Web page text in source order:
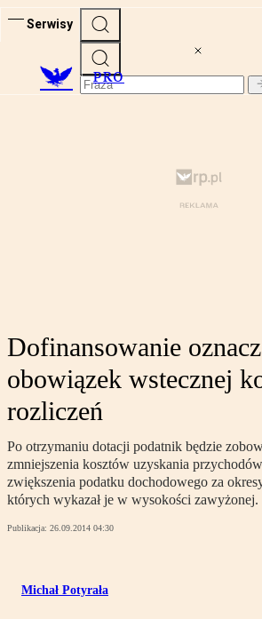
Serwisy
PRO
Dofinansowanie
obowiązek wstecznej
rozliczeń
Po otrzymaniu dotacji podatnik będzie
zmniejszenia kosztów uzyskania
zwiększenia podatku dochodowego za
których wykazał je w wysokości zawyżonej.
Publikacja: 26.09.2014 04:30
Michał Potyrała